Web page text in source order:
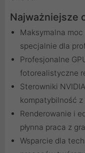
Najważniejsze
Maksymalna
specjalnie dla
Profesjonalne
fotorealistyczne
Sterowniki
kompatybilność
Renderowanie i
płynna praca z
Wsparcie dla